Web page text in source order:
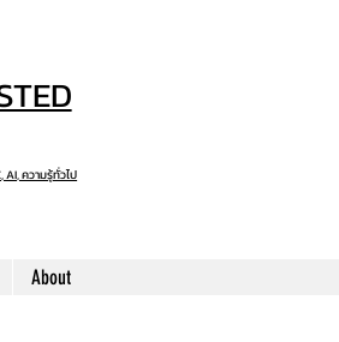
AI, ความรู้ทั่วไป
About